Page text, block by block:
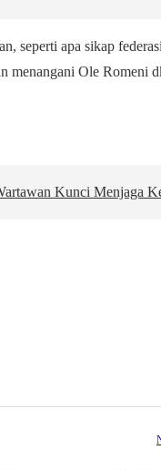
seperti apa sikap
menangani Ole Romeni
Kunci Menjaga